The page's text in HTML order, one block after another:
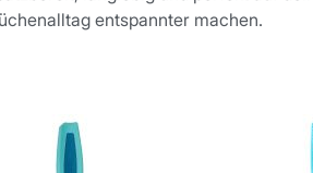
entspannter machen.